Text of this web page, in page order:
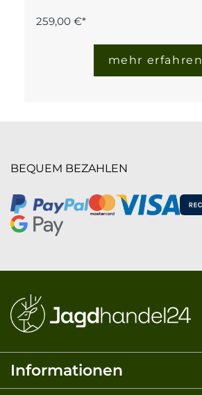
259,00 €*
mehr erfahren
BEQUEM BEZAHLEN
Informationen